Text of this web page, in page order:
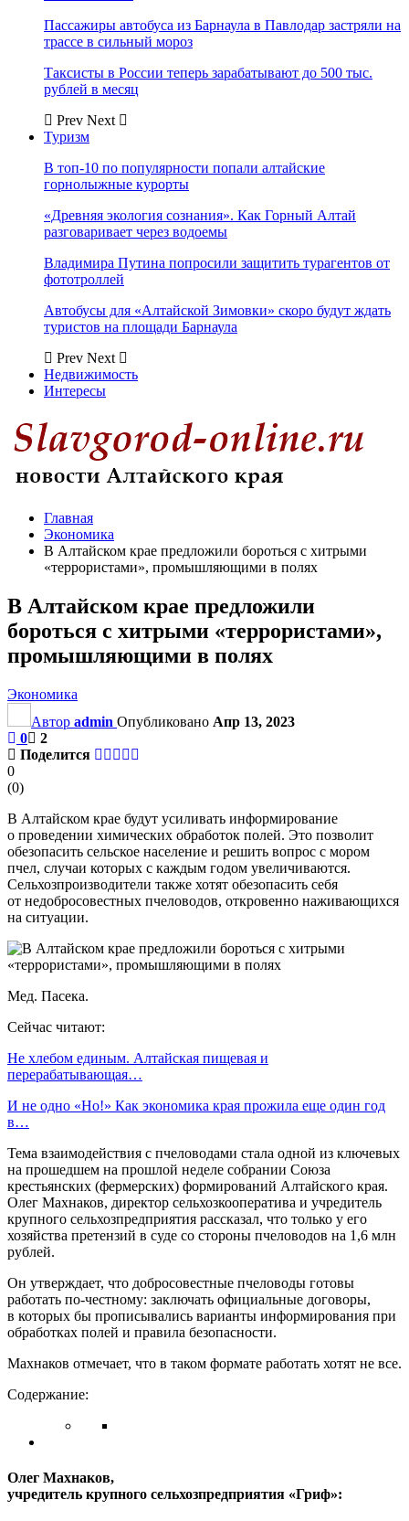
Пассажиры автобуса из Барнаула в Павлодар застряли на
трассе в сильный мороз
Таксисты в России теперь зарабатывают до 500 тыс.
рублей в месяц
Prev Next
Туризм
В топ-10 по популярности попали алтайские
горнолыжные курорты
«Древняя экология сознания». Как Горный Алтай
разговаривает через водоемы
Владимира Путина попросили защитить турагентов от
фототроллей
Автобусы для «Алтайской Зимовки» скоро будут ждать
туристов на площади Барнаула
Prev Next
Недвижимость
Интересы
Главная
Экономика
В Алтайском крае предложили бороться с хитрыми
«террористами», промышляющими в полях
В Алтайском крае предложили
бороться с хитрыми «террористами»,
промышляющими в полях
Экономика
Автор admin Опубликовано Апр 13, 2023
0
2
Поделится
0
(0)
В Алтайском крае будут усиливать информирование
о проведении химических обработок полей. Это позволит
обезопасить сельское население и решить вопрос с мором
пчел, случаи которых с каждым годом увеличиваются.
Сельхозпроизводители также хотят обезопасить себя
от недобросовестных пчеловодов, откровенно наживающихся
на ситуации.
Мед. Пасека.
Сейчас читают:
Не хлебом единым. Алтайская пищевая и
перерабатывающая…
И не одно «Но!» Как экономика края прожила еще один год
в…
Тема взаимодействия с пчеловодами стала одной из ключевых
на прошедшем на прошлой неделе собрании Союза
крестьянских (фермерских) формирований Алтайского края.
Олег Махнаков, директор сельхозкооператива и учредитель
крупного сельхозпредприятия рассказал, что только у его
хозяйства претензий в суде со стороны пчеловодов на 1,6 млн
рублей.
Он утверждает, что добросовестные пчеловоды готовы
работать по-честному: заключать официальные договоры,
в которых бы прописывались варианты информирования при
обработках полей и правила безопасности.
Махнаков отмечает, что в таком формате работать хотят не все.
Содержание:
Олег Махнаков,
учредитель крупного сельхозпредприятия «Гриф»: